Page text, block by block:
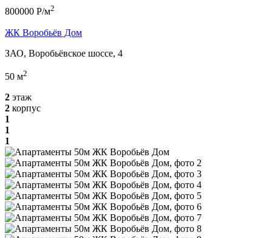
800000 P/м2
ЖК Воробьёв Дом
ЗАО, Воробьёвское шоссе, 4
50 м2
2 этаж
2 корпус
1
1
1